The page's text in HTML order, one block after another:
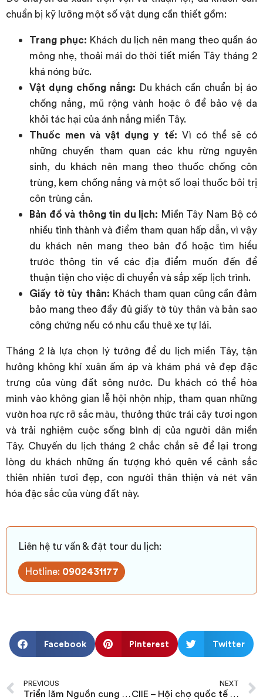
chuẩn bị kỹ lưỡng một số vật dụng cần thiết gồm:
Trang phục: Khách du lịch nên mang theo quần áo
mỏng nhẹ, thoải mái do thời tiết miền Tây tháng 2
khá nóng bức.
Vật dụng chống nắng: Du khách cần chuẩn bị áo
chống nắng, mũ rộng vành hoặc ô để bảo vệ da
khỏi tác hại của ánh nắng miền Tây.
Thuốc men và vật dụng y tế: Vì có thể sẽ có
những chuyến tham quan các khu rừng nguyên
sinh, du khách nên mang theo thuốc chống côn
trùng, kem chống nắng và một số loại thuốc bôi trị
côn trùng cắn.
Bản đồ và thông tin du lịch: Miền Tây Nam Bộ có
nhiều tỉnh thành và điểm tham quan hấp dẫn, vì vậy
du khách nên mang theo bản đồ hoặc tìm hiểu
trước thông tin về các địa điểm muốn đến để
thuận tiện cho việc di chuyển và sắp xếp lịch trình.
Giấy tờ tùy thân: Khách tham quan cũng cần đảm
bảo mang theo đầy đủ giấy tờ tùy thân và bản sao
công chứng nếu có nhu cầu thuê xe tự lái.
Tháng 2 là lựa chọn lý tưởng để du lịch miền Tây, tận
hưởng không khí xuân ấm áp và khám phá vẻ đẹp đặc
trưng của vùng đất sông nước. Du khách có thể hòa
mình vào không gian lễ hội nhộn nhịp, tham quan những
vườn hoa rực rỡ sắc màu, thưởng thức trái cây tươi ngon
và trải nghiệm cuộc sống bình dị của người dân miền
Tây. Chuyến du lịch tháng 2 chắc chắn sẽ để lại trong
lòng du khách những ấn tượng khó quên về cảnh sắc
thiên nhiên tươi đẹp, con người thân thiện và nét văn
hóa đặc sắc của vùng đất này.
Liên hệ tư vấn & đặt tour du lịch:
Hotline: 0902431177
Facebook Pinterest Twitter
PREVIOUS
Triển lãm Nguồn cung ứng ngành Thiết bị Nhà bếp, Đồ gia dụng tại Hồng Kông
NEXT
CIIE – Hội chợ quốc tế nhập khẩu Trung Quốc